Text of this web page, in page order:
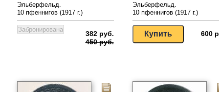
Эльберфельд.
10 пфеннигов (1917 г.)
382 руб.
450 руб.
Эльберфельд.
10 пфеннигов (1917 г.)
600